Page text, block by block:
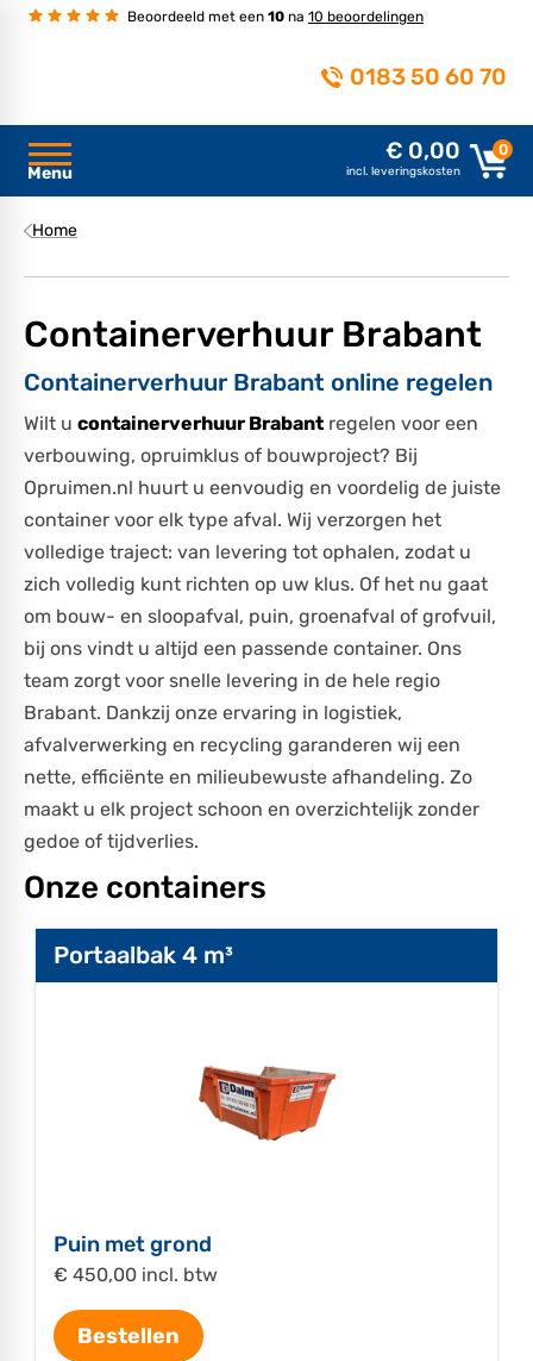
Beoordeeld met een 10 na 10 beoordelingen
0183 50 60 70
Menu
€ 0,00
incl. leveringskosten
0
Home
Containerverhuur Brabant
Containerverhuur Brabant online regelen
Wilt u containerverhuur Brabant regelen voor een
verbouwing, opruimklus of bouwproject? Bij
Opruimen.nl huurt u eenvoudig en voordelig de juiste
container voor elk type afval. Wij verzorgen het
volledige traject: van levering tot ophalen, zodat u
zich volledig kunt richten op uw klus. Of het nu gaat
om bouw- en sloopafval, puin, groenafval of grofvuil,
bij ons vindt u altijd een passende container. Ons
team zorgt voor snelle levering in de hele regio
Brabant. Dankzij onze ervaring in logistiek,
afvalverwerking en recycling garanderen wij een
nette, efficiënte en milieubewuste afhandeling. Zo
maakt u elk project schoon en overzichtelijk zonder
gedoe of tijdverlies.
Onze containers
Portaalbak 4 m³
Puin met grond
€ 450,00 incl. btw
Bestellen